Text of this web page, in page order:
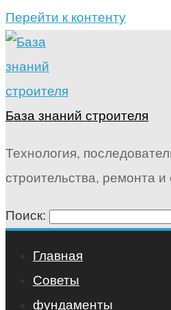
Перейти к контенту
База знаний строителя
Технология,
строительства, ремонта и
Поиск:
Главная
Советы
фундаменты